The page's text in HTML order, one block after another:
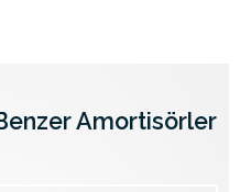
Amortisörler